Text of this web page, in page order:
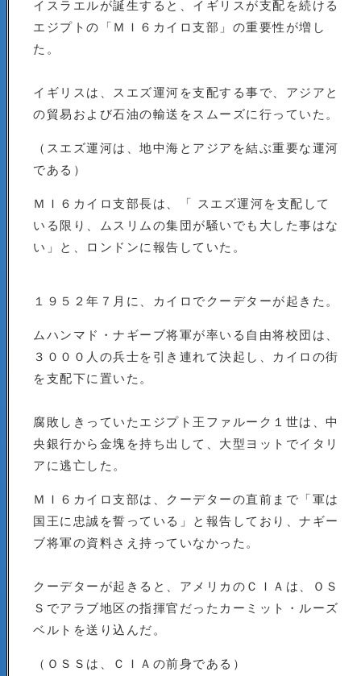
イスラエルが誕生すると、イギリスが支配を続ける
エジプトの「ＭＩ６カイロ支部」の重要性が増し
た。
イギリスは、スエズ運河を支配する事で、アジアと
の貿易および石油の輸送をスムーズに行っていた。
（スエズ運河は、地中海とアジアを結ぶ重要な運河
である）
ＭＩ６カイロ支部長は、「 スエズ運河を支配して
いる限り、ムスリムの集団が騒いでも大した事はな
い」と、ロンドンに報告していた。
１９５２年７月に、カイロでクーデターが起きた。
ムハンマド・ナギーブ将軍が率いる自由将校団は、
３０００人の兵士を引き連れて決起し、カイロの街
を支配下に置いた。
腐敗しきっていたエジプト王ファルーク１世は、中
央銀行から金塊を持ち出して、大型ヨットでイタリ
アに逃亡した。
ＭＩ６カイロ支部は、クーデターの直前まで「軍は
国王に忠誠を誓っている」と報告しており、ナギー
ブ将軍の資料さえ持っていなかった。
クーデターが起きると、アメリカのＣＩＡは、ＯＳ
Ｓでアラブ地区の指揮官だったカーミット・ルーズ
ベルトを送り込んだ。
（ＯＳＳは、ＣＩＡの前身である）